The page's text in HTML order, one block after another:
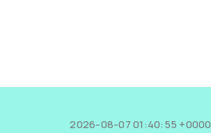
2026-08-07 01:40:55 +0000